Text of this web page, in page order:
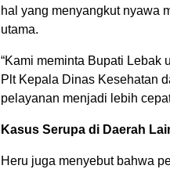
hal yang menyangkut nyawa
utama.
“Kami meminta Bupati Lebak
Plt Kepala Dinas Kesehatan
pelayanan menjadi lebih
Kasus Serupa di Daerah
Heru juga menyebut bahwa